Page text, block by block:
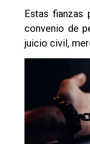
Estas fianzas
convenio de
juicio civil,